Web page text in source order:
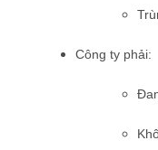
Công ty phải: